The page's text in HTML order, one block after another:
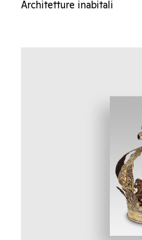
Architetture inabitali